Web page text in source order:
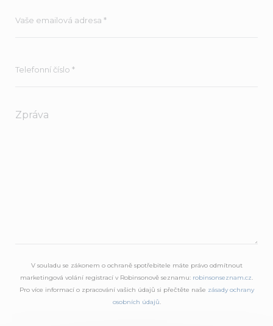
V souladu se zákonem o ochraně spotřebitele máte právo odmítnout
marketingová volání registrací v Robinsonově seznamu: robinsonseznam.cz.
Pro více informací o zpracování vašich údajů si přečtěte naše zásady ochrany
osobních údajů.